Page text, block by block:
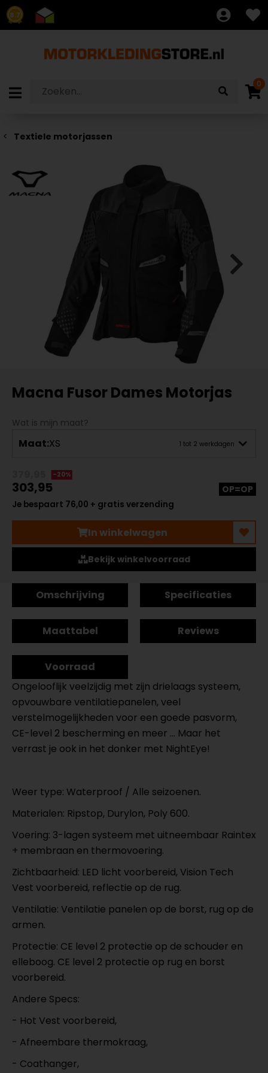
8.7
0
Textiele motorjassen
Macna Fusor Dames Motorjas
Wat is mijn maat?
Maat:XS 1 tot 2 werkdagen
-20%
303,95
Je bespaart 76,00 + gratis verzending
OP=OP
In winkelwagen
Bekijk winkelvoorraad
Omschrijving Specificaties
Maattabel Reviews
Voorraad
Ongelooflijk veelzijdig met zijn drielaags systeem,
opvouwbare ventilatiepanelen, veel
verstelmogelijkheden voor een goede pasvorm,
CE-level 2 bescherming en meer ... Maar het
verrast je ook in het donker met NightEye!
Weer type: Waterproof / Alle seizoenen.
Materialen: Ripstop, Durylon, Poly 600.
Voering: 3-lagen systeem met uitneembaar Raintex
+ membraan en thermovoering.
Zichtbaarheid: LED licht voorbereid, Vision Tech
Vest voorbereid, reflectie op de rug.
Ventilatie: Ventilatie panelen op de borst, rug op de
armen.
Protectie: CE level 2 protectie op de schouder en
elleboog. CE level 2 protectie op rug en borst
voorbereid.
Andere Specs:
- Hot Vest voorbereid,
- Afneembare thermokraag,
- Coathanger,